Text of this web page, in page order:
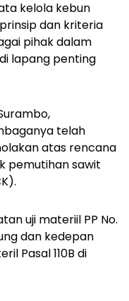
kelola kebun
dan kriteria
pihak dalam
lapang penting
telah
atas rencana
pemutihan sawit
uji materiil PP No.
dan kedepan
Pasal 110B di